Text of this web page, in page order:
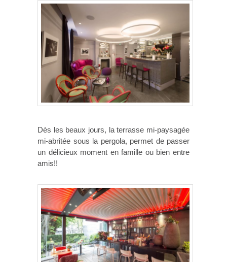
Dès les beaux jours, la terrasse mi-paysagée
mi-abritée sous la pergola, permet de passer
un délicieux moment en famille ou bien entre
amis!!